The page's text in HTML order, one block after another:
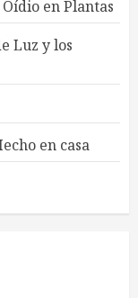
en Plantas
Luz y los
en casa